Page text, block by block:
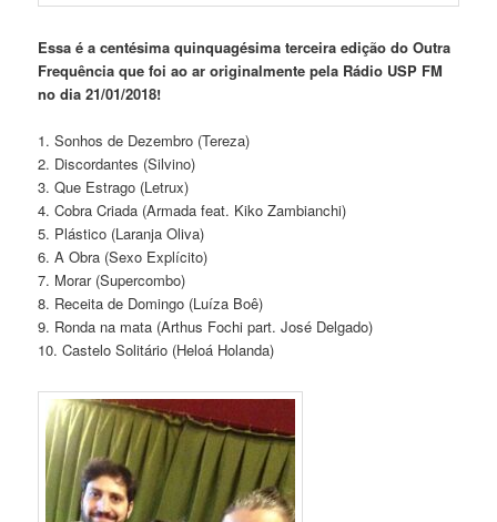
Essa é a centésima quinquagésima terceira edição do Outra
Frequência que foi ao ar originalmente pela Rádio USP FM
no dia 21/01/2018!
1. Sonhos de Dezembro (Tereza)
2. Discordantes (Silvino)
3. Que Estrago (Letrux)
4. Cobra Criada (Armada feat. Kiko Zambianchi)
5. Plástico (Laranja Oliva)
6. A Obra (Sexo Explícito)
7. Morar (Supercombo)
8. Receita de Domingo (Luíza Boê)
9. Ronda na mata (Arthus Fochi part. José Delgado)
10. Castelo Solitário (Heloá Holanda)